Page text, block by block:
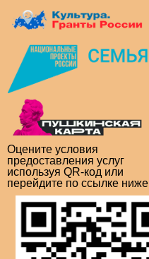
Оцените условия
предоставления услуг
используя QR-код или
перейдите по ссылке ниже